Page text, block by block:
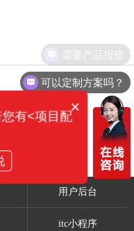
用户后台
itc小程序
可以定制方案吗？
需要产品报价
×
有<项目配